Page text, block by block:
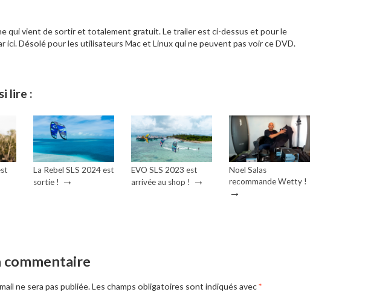
qui vient de sortir et totalement gratuit. Le trailer est ci-dessus et pour le
ici. Désolé pour les utilisateurs Mac et Linux qui ne peuvent pas voir ce DVD.
lire :
La Rebel SLS 2024 est
sortie ! →
EVO SLS 2023 est
arrivée au shop ! →
Noel Salas
recommande Wetty !
→
commentaire
ne sera pas publiée.Les champs obligatoires sont indiqués avec*